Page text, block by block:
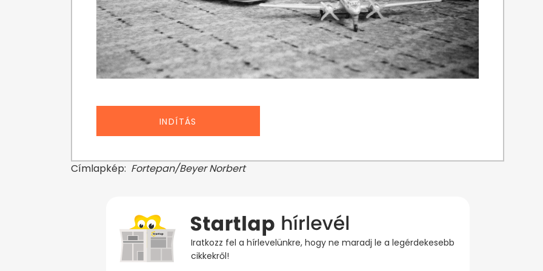
INDÍTÁS
Címlapkép: Fortepan/Beyer Norbert
Iratkozz fel a hírlevelünkre, hogy ne maradj le a legérdekesebb
cikkekről!